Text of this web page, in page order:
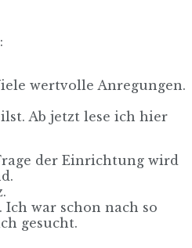
wertvolle Anregungen.
Ab jetzt lese ich hier
der Einrichtung wird
war schon nach so
gesucht.